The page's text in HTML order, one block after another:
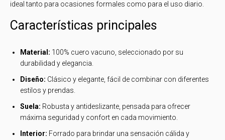
ideal tanto para ocasiones formales como para el uso diario.
Características principales
Material: 100% cuero vacuno, seleccionado por su
durabilidad y elegancia.
Diseño: Clásico y elegante, fácil de combinar con diferentes
estilos y prendas.
Suela: Robusta y antideslizante, pensada para ofrecer
máxima seguridad y confort en cada movimiento.
Interior: Forrado para brindar una sensación cálida y